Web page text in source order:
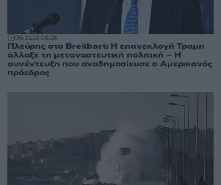
06:3110.08.26
Πλεύρης στο Breitbart: Η επανεκλογή Τραμπ
άλλαξε τη μεταναστευτική πολιτική – Η
συνέντευξη που αναδημοσίευσε ο Αμερικανός
πρόεδρος